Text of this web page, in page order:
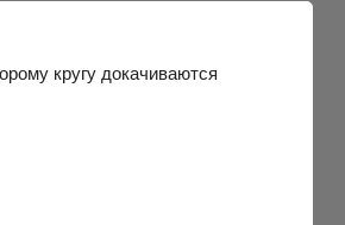
кругу докачиваются